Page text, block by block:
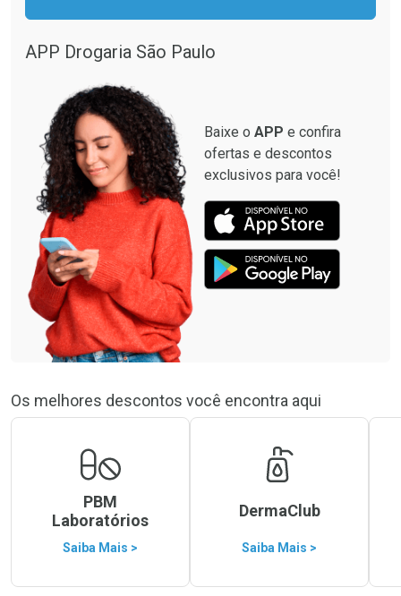
APP Drogaria São Paulo
Baixe o APP e confira
ofertas e descontos
exclusivos para você!
Os melhores descontos você encontra aqui
PBM
Laboratórios
Saiba Mais >
DermaClub
Saiba Mais >